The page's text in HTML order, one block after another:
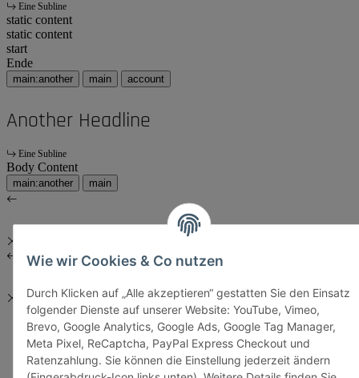
Wie wir Cookies & Co nutzen
Durch Klicken auf „Alle akzeptieren“ gestatten Sie den Einsatz
folgender Dienste auf unserer Website: YouTube, Vimeo,
Brevo, Google Analytics, Google Ads, Google Tag Manager,
Meta Pixel, ReCaptcha, PayPal Express Checkout und
Ratenzahlung. Sie können die Einstellung jederzeit ändern
Eine Subline
static content
static content
start
Ende
main:another main account
Another Headline
Eine Subline
Body Content
main:another main